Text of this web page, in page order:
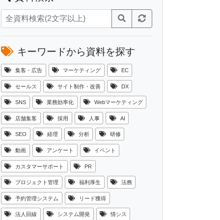
キーワードから資料を探す
集客・広告 マーケティング EC
セールス サイト制作・改善 DX
SNS 業務効率化 Webマーケティング
店舗集客 採用 人事 AI
SEO 経理 分析 研修
動画 アンケート イベント
カスタマーサポート PR
プロジェクト管理 福利厚生 法務
予約管理システム リード獲得
法人回線 システム開発 情シス